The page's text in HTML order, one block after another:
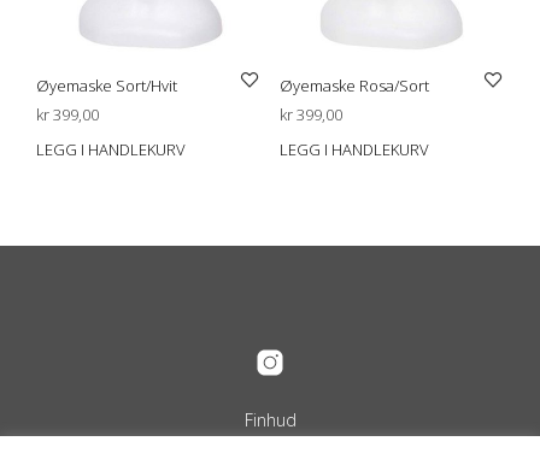
Øyemaske Sort/Hvit
kr399,00
LEGG I HANDLEKURV
Øyemaske Rosa/Sort
kr399,00
LEGG I HANDLEKURV
Finhud
Org.nr. 989 240 889